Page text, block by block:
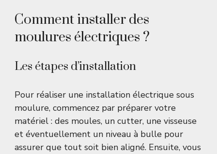
Comment installer des
moulures électriques ?
Les étapes d’installation
Pour réaliser une installation électrique sous
moulure, commencez par préparer votre
matériel : des moules, un cutter, une visseuse
et éventuellement un niveau à bulle pour
assurer que tout soit bien aligné. Ensuite, vous